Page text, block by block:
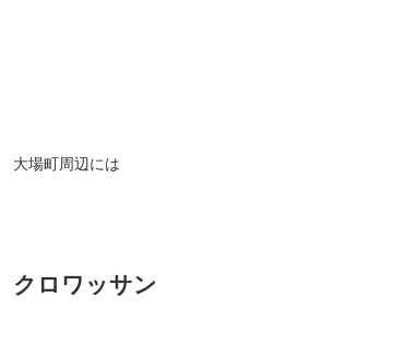
場町周辺には
クロワッサン